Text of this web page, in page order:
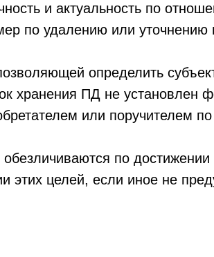
и актуальность по
по удалению или
определить
хранения ПД не установлен
или поручителем
по достижении
этих целей, если иное не